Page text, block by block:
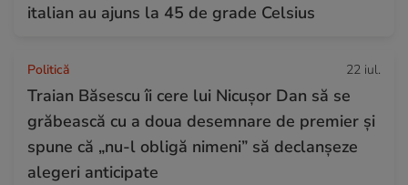
italian au ajuns la 45 de grade Celsius
Politică 22 iul.
Traian Băsescu îi cere lui Nicușor Dan să se
grăbească cu a doua desemnare de premier și
spune că „nu-l obligă nimeni” să declanșeze
alegeri anticipate